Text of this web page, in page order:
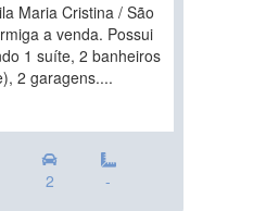
Maria Cristina / São
a venda. Possui
1 suíte, 2 banheiros
2 garagens....
2 -